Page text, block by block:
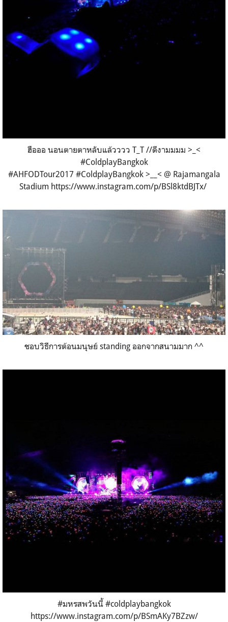
ฮือออ นอนตายตาหลับแล้วววว T_T //ดีงามมมม >_<
#ColdplayBangkok
#AHFODTour2017 #ColdplayBangkok >__< @ Rajamangala
Stadium https://www.instagram.com/p/BSl8ktdBJTx/
ชอบวิธีการต้อนมนุษย์ standing ออกจากสนามมาก ^^
#มหรสพวันนี้ #coldplaybangkok
https://www.instagram.com/p/BSmAKy7BZzw/